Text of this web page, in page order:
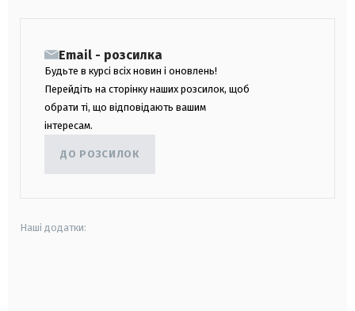
Email - розсилка
Будьте в курсі всіх новин і оновлень!
Перейдіть на сторінку наших розсилок, щоб
обрати ті, що відповідають вашим
інтересам.
ДО РОЗСИЛОК
Наші додатки: